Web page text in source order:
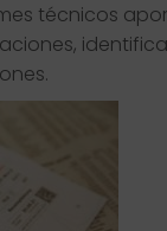
técnicos